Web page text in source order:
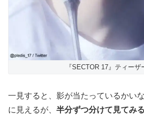
『SECTOR 17』ティーザ
一見すると、影が当たっているかい
に見えるが、 半分ずつ分けて見てみ